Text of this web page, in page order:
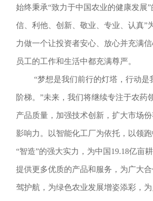
始终秉承“致力于中国农业的健康发展”
信、利他、创新、敬业、专业、认真”
力做一个让投资者安心、放心并充满
员工的工作和生活中都充满尊严。
“梦想是我们前行的灯塔，行动是
阶梯。”未来，我们将继续专注于农药
产品质量，加强技术创新，扩大市场
影响力。以智能化工厂为依托，以领
“智造”的强大实力，为中国 19.18亿亩
提供更多优质的产品和服务，为广大
驾护航，为绿色农业发展增姿添彩，